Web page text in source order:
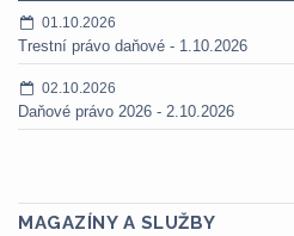
01.10.2026
Trestní právo daňové - 1.10.2026
02.10.2026
Daňové právo 2026 - 2.10.2026
MAGAZÍNY A SLUŽBY